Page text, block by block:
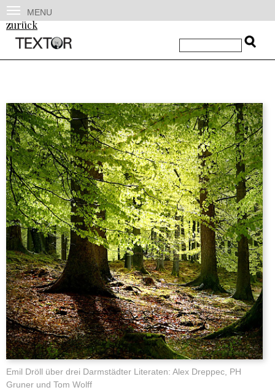
MENU
zurück
Emil Dröll über drei Darmstädter Literaten: Alex Dreppec, PH
Gruner und Tom Wolff